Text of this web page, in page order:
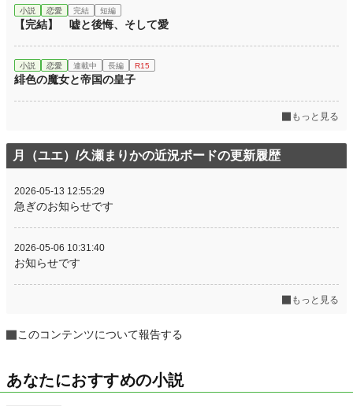
小説 恋愛 完結 短編
【完結】 嘘と後悔、そして愛
小説 恋愛 連載中 長編 R15
緋色の魔女と帝国の皇子
もっと見る
月（ユエ）/久瀬まりかの近況ボードの更新履歴
2026-05-13 12:55:29
急ぎのお知らせです
2026-05-06 10:31:40
お知らせです
もっと見る
このコンテンツについて報告する
あなたにおすすめの小説